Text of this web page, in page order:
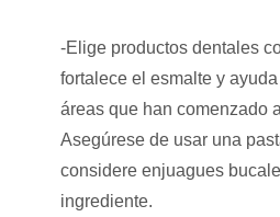
-Elige productos dentales
fortalece el esmalte y
áreas que han comenzado
Asegúrese de usar una
considere enjuagues
ingrediente.